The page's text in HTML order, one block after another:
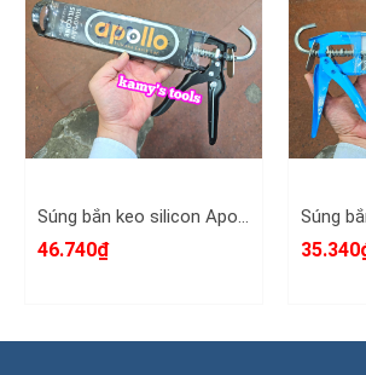
Súng bắn keo silicon Apollo dài 335mm thép dày nặng khoảng 430g
46.740₫